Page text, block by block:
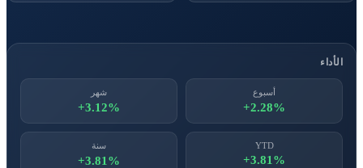
الأداء
أسبوع
+2.28%
شهر
+3.12%
YTD
+3.81%
سنة
+3.81%